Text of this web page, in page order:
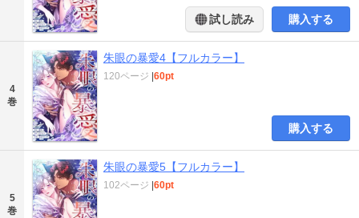
試し読み 購入する
4
巻
朱眼の暴愛4【フルカラー】
120ページ 60pt
購入する
5
巻
朱眼の暴愛5【フルカラー】
102ページ 60pt